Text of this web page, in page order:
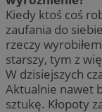
Kiedy ktoś coś
zaufania do
rzeczy
starszy, tym z
W dzisiejszych
Aktualnie nawet
sztukę. Kłopoty